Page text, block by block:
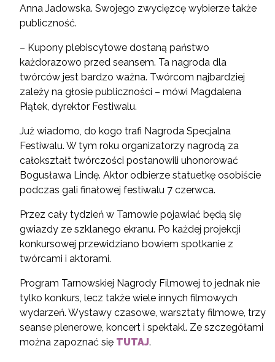
Anna Jadowska. Swojego zwycięzcę wybierze także
publiczność.
– Kupony plebiscytowe dostaną państwo
każdorazowo przed seansem. Ta nagroda dla
twórców jest bardzo ważna. Twórcom najbardziej
zależy na głosie publiczności – mówi Magdalena
Piątek, dyrektor Festiwalu.
Już wiadomo, do kogo trafi Nagroda Specjalna
Festiwalu. W tym roku organizatorzy nagrodą za
całokształt twórczości postanowili uhonorować
Bogusława Lindę. Aktor odbierze statuetkę osobiście
podczas gali finałowej festiwalu 7 czerwca.
Przez cały tydzień w Tarnowie pojawiać będą się
gwiazdy ze szklanego ekranu. Po każdej projekcji
konkursowej przewidziano bowiem spotkanie z
twórcami i aktorami.
Program Tarnowskiej Nagrody Filmowej to jednak nie
tylko konkurs, lecz także wiele innych filmowych
wydarzeń. Wystawy czasowe, warsztaty filmowe, trzy
seanse plenerowe, koncert i spektakl. Ze szczegółami
można zapoznać się TUTAJ.